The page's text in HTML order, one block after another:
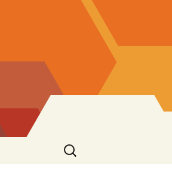
Szukaj: